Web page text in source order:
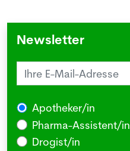
Newsletter
Apotheker/in
Pharma-Assistent/in
Drogist/in